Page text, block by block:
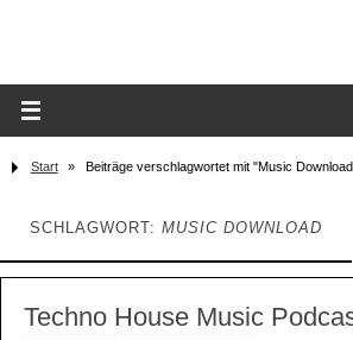
Start » Beiträge verschlagwortet mit "Music
SCHLAGWORT: MUSIC DOWNLOAD
Techno House Music